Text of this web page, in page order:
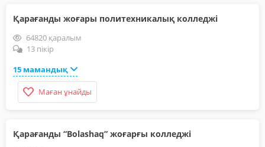
Қарағанды жоғары политехникалық колледжі
64820 қаралым
13 пікір
15 мамандық
Маған ұнайды
Қарағанды “Bolashaq” жоғарғы колледжі